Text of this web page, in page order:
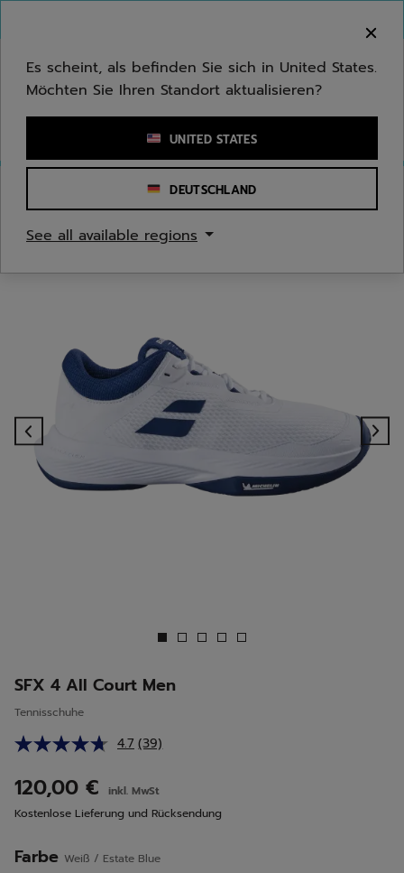
Stichwort oder Artikelnummer eingeben
SFX 4 All Court Men
Tennisschuhe
4.7 39
Link
auf
derselben
(39)
120,00 €
inkl. MwSt
Kostenlose Lieferung und Rücksendung
Farbe Weiß / Estate Blue
Es scheint, als befinden Sie sich in United States.
Möchten Sie Ihren Standort aktualisieren?
UNITED STATES
DEUTSCHLAND
See all available regions